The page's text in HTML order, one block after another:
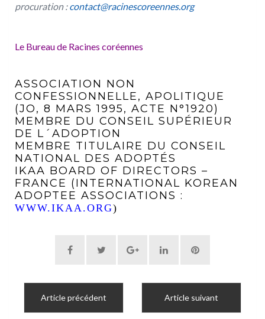
procuration :contact@racinescoreennes.org
Le Bureau de Racines coréennes
ASSOCIATION NON
CONFESSIONNELLE, APOLITIQUE
(JO, 8 MARS 1995, ACTE N°1920)
MEMBRE DU CONSEIL SUPÉRIEUR
DE L´ADOPTION
MEMBRE TITULAIRE DU CONSEIL
NATIONAL DES ADOPTÉS
IKAA BOARD OF DIRECTORS –
FRANCE (INTERNATIONAL KOREAN
ADOPTEE ASSOCIATIONS :
WWW.IKAA.ORG)
Article précédent Article suivant